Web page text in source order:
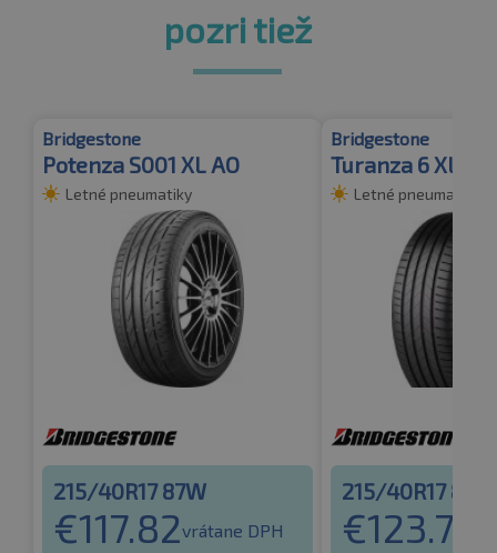
pozri tiež
Bridgestone
Potenza S001 XL AO
Letné pneumatiky
215/40R17 87W
€117.82vrátane DPH
Bridgestone
Turanza 6 XL
Letné pneumatiky
215/40R17 87W
€123.70